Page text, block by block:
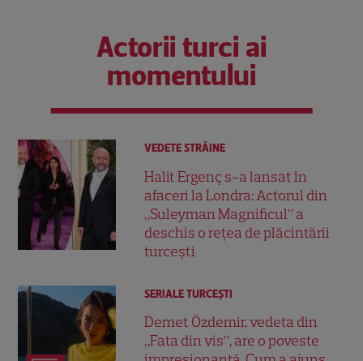
Actorii turci ai
momentului
VEDETE STRĂINE
Halit Ergenç s-a lansat în
afaceri la Londra: Actorul din
„Suleyman Magnificul” a
deschis o rețea de plăcintării
turcești
SERIALE TURCEŞTI
Demet Özdemir, vedeta din
„Fata din vis”, are o poveste